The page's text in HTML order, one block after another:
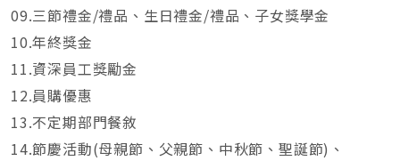
09.三節禮金/禮品、生日禮金/禮品、子女獎學金
10.年終獎金
11.資深員工獎勵金
12.員購優惠
13.不定期部門餐敘
14.節慶活動(母親節、父親節、中秋節、聖誕節)、